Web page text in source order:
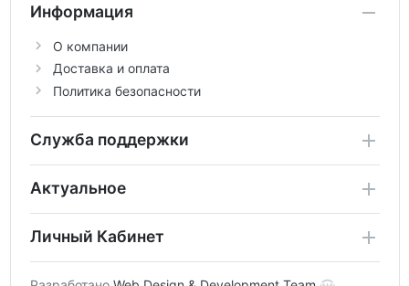
Информация
О компании
Доставка и оплата
Политика безопасности
Служба поддержки
Актуальное
Личный Кабинет